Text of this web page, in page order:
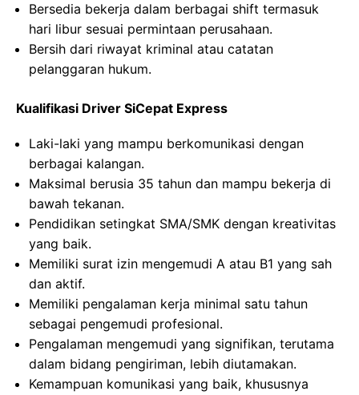
Bersedia bekerja dalam berbagai shift termasuk
hari libur sesuai permintaan perusahaan.
Bersih dari riwayat kriminal atau catatan
pelanggaran hukum.
Kualifikasi Driver SiCepat Express
Laki-laki yang mampu berkomunikasi dengan
berbagai kalangan.
Maksimal berusia 35 tahun dan mampu bekerja di
bawah tekanan.
Pendidikan setingkat SMA/SMK dengan kreativitas
yang baik.
Memiliki surat izin mengemudi A atau B1 yang sah
dan aktif.
Memiliki pengalaman kerja minimal satu tahun
sebagai pengemudi profesional.
Pengalaman mengemudi yang signifikan, terutama
dalam bidang pengiriman, lebih diutamakan.
Kemampuan komunikasi yang baik, khususnya